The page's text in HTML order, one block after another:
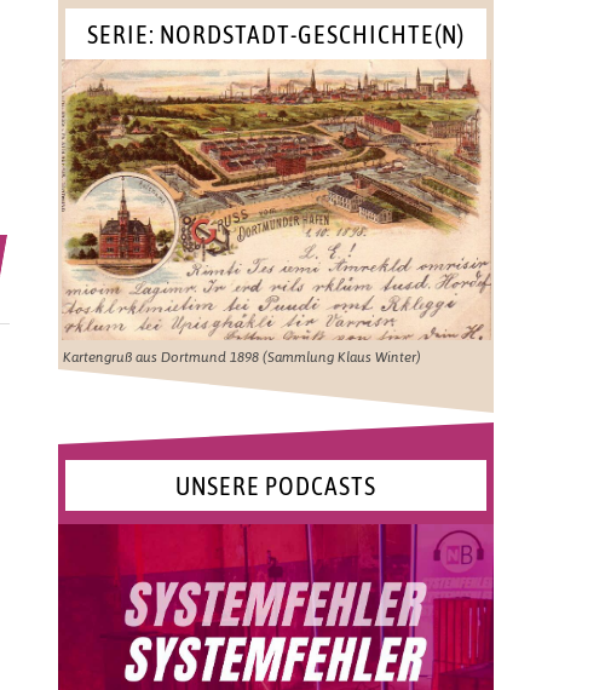
SERIE: NORDSTADT-GESCHICHTE(N)
Kartengruß aus Dortmund 1898 (Sammlung Klaus Winter)
UNSERE PODCASTS